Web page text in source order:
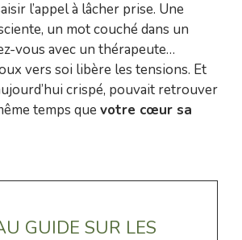
l’appel à lâcher prise. Une
un mot couché dans un
vous avec un thérapeute…
vers soi libère les tensions. Et
crispé, pouvait retrouver
temps que votre cœur sa
GUIDE SUR LES